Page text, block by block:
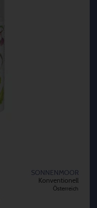
SONNENMOOR
Konventionell
Österreich